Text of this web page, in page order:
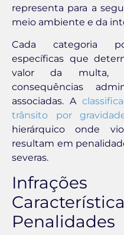
representa para a
meio ambiente e da
Cada categoria
específicas que
valor da multa,
consequências
associadas. A
trânsito por
hierárquico onde
resultam em
severas.
Penalidades